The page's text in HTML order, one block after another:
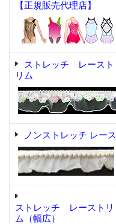
【正規販売代理店】
ストレッチ レースト
リム
ノンストレッチ レース
ストレッチ レーストリ
ム（幅広）